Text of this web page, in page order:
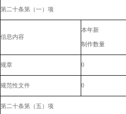
第二十条第（一）项
信息内容
本年新
制作数量
规章 0
规范性文件 0
第二十条第（五）项